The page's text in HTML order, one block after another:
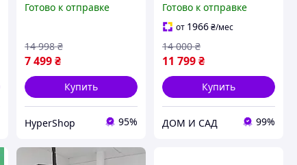
комплекте с грифом,
(52 кг)
Готово к отправке
7 499 ₴
14 998 ₴
Купить
HyperShop 95%
скамья и стойки под
штангу, 12 уровней
спинки, ширина стоек
60 110 см
Готово к отправке
от 1966₴/мес
11 799₴
14 000 ₴
Купить
ДОМ И САД 99%